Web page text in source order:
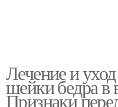
Лечение и
шейки бедра в
Признаки